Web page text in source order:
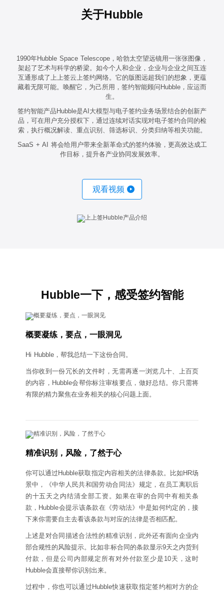
关于Hubble
1990年Hubble Space Telescope，哈勃太空望远镜用一张张图像，
架起了艺术与科学的桥梁。如今个人和企业，企业与企业之间互连
互通形成了上上签云上签约网络。它的版图远超我们的想象，更蕴
藏着无限可能。唤醒它，为己所用，签约智能顾问Hubble，应运而
生。​
签约智能产品Hubble是AI⼤模型与电⼦签约业务场景结合的创新产
品，可在⽤户充分授权下，通过连续对话实现对电⼦签约合同的检
索，执⾏概况解读、重点识别、筛选标识、分类归纳等相关功能。
SaaS + AI 将会给⽤户带来全新⾰命式的签约体验，更⾼效达成⼯
作⽬标，提升各产业协同发展效率。
观看视频
Hubble一下，感受签约智能
概要凝练，要点，一眼洞见
Hi Hubble，帮我总结一下这份合同。
当你收到一份冗长的文件时，无需再逐一浏览几十、上百页
的内容，Hubble会帮你标注审核要点，做好总结。你只需将
有限的精力聚焦在业务相关的核心问题上面。
精准识别，风险，了然于心
你可以通过Hubble获取指定内容相关的法律条款。比如HR场
景中，《中华人民共和国劳动合同法》规定，在员工离职后
的十五天之内结清全部工资。如果在审的合同中有相关条
款，Hubble会提示该条款在《劳动法》中是如何约定的，接
下来你需要自主去看该条款与对应的法律是否相匹配。
上述是对合同描述合法性的精准识别，此外还有面向企业内
部合规性的风险提示。比如非标合同的条款显示9天之内货到
付款，但是公司内部规定所有对外付款至少是10天，这时
Hubble会直接帮你识别出来。
过程中，你也可以通过Hubble快速获取指定签约相对方的企